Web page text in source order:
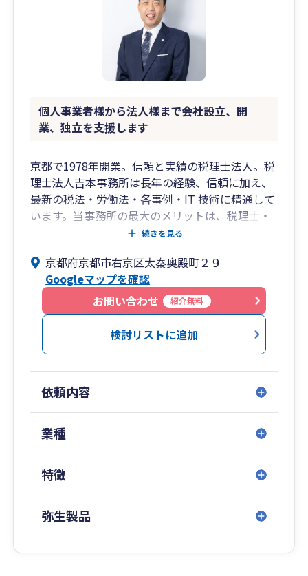
個人事業者様から法人様まで会社設立、開
業、独立を支援します
京都で1978年開業。信頼と実績の税理士法人。税
理士法人吉本事務所は長年の経験、信頼に加え、
最新の税法・労働法・各事例・IT 技術に精通して
います。当事務所の最大のメリットは、税理士・
社労士・行政書士・保険外交員が常勤し、連携し
プする事です。提携事務所間契約に生じがちな
「この質問応答や業務は誰が受けてくれるのだろ
う？」といった問題や手間が生じません。 お忙し
い経営者様や個人様は様々な士業事務所を渡り歩
く必要がなく会社経営のサポートを安心して総合
的かつ効率的にお任せいただけます。私達はサー
起業時には経理以外にも会社経営上の不安が多く
あると思います。当事務所は1978年の開業当初か
ら多様な業種の経営者様とお付き合いさせて頂き
ウとしても当事務所の財産となっています。きっ
と貴方様の経営や税に対する不安の解消、ご要望
にお応えできます。
続きを見る
京都府京都市右京区太秦奥殿町２９
Googleマップを確認
お問い合わせ
紹介無料
検討リストに追加
依頼内容
業種
特徴
弥生製品